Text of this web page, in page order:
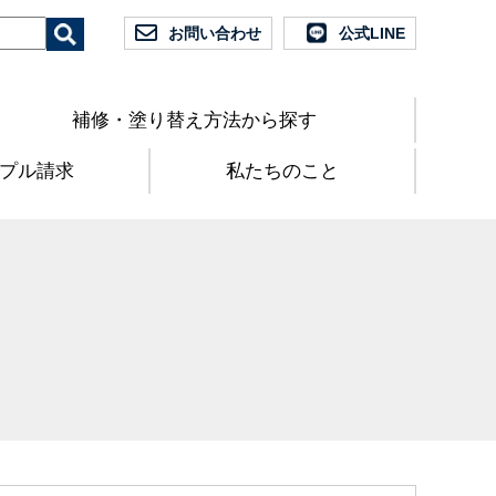
お問い合わせ 公式LINE
補修・塗り替え方法から探す
ル請求 私たちのこと